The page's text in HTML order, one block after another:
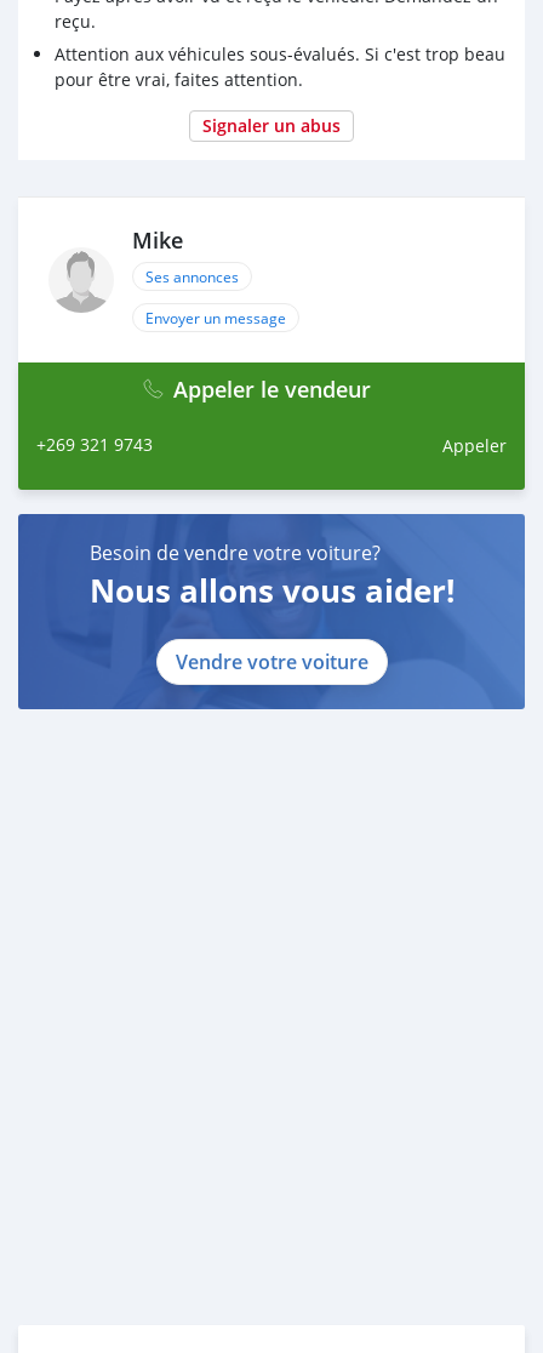
reçu.
Attention aux véhicules sous-évalués. Si c'est trop beau
pour être vrai, faites attention.
Signaler un abus
Mike
Ses annonces
Envoyer un message
Appeler le vendeur
+269 321 9743 Appeler
Besoin de vendre votre voiture?
Nous allons vous aider!
Vendre votre voiture